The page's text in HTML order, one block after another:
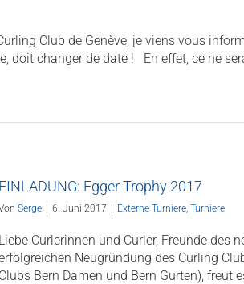
Club de Genève, je viens vous
doit changer de date ! En effet, ce ne
EINLADUNG: Egger Trophy 2017
Serge 6. Juni 2017 Externe Turniere, Turniere
Liebe Curlerinnen und Curler, Freunde des
Neugründung des Curling
Clubs Bern Damen und Bern Gurten),